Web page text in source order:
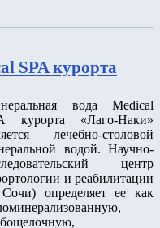
SPA курорта
вода Medical
курорта «Лаго-Наки»
лечебно-столовой
водой. Научно-
центр
и реабилитации
определяет ее как